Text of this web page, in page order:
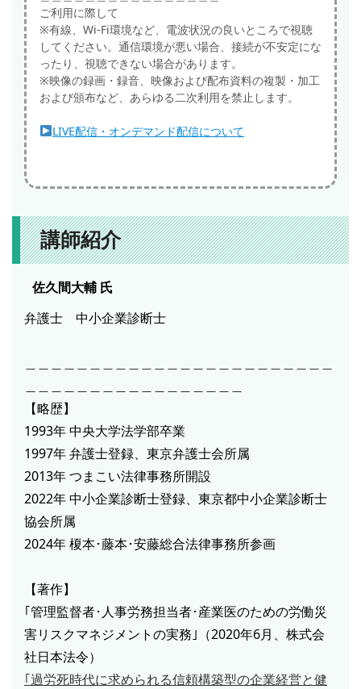
ご利用に際して
※有線、Wi-Fi環境など、電波状況の良いところで視聴
してください。通信環境が悪い場合、接続が不安定にな
ったり、視聴できない場合があります。
※映像の録画・録音、映像および配布資料の複製・加工
および頒布など、あらゆる二次利用を禁止します。
LIVE配信・オンデマンド配信について
講師紹介
佐久間大輔 氏
弁護士 中小企業診断士
【略歴】
1993年 中央大学法学部卒業
1997年 弁護士登録、東京弁護士会所属
2013年 つまこい法律事務所開設
2022年 中小企業診断士登録、東京都中小企業診断士
協会所属
2024年 榎本･藤本･安藤総合法律事務所参画
【著作】
｢管理監督者･人事労務担当者･産業医のための労働災
害リスクマネジメントの実務｣（2020年6月、株式会
社日本法令）
｢過労死時代に求められる信頼構築型の企業経営と健